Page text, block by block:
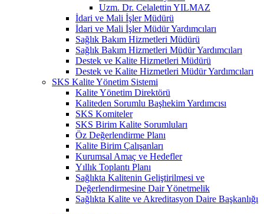
Uzm. Dr. Celalettin YILMAZ
İdari ve Mali İşler Müdürü
İdari ve Mali İşler Müdür Yardımcıları
Sağlık Bakım Hizmetleri Müdürü
Sağlık Bakım Hizmetleri Müdür Yardımcıları
Destek ve Kalite Hizmetleri Müdürü
Destek ve Kalite Hizmetleri Müdür Yardımcıları
SKS Kalite Yönetim Sistemi
Kalite Yönetim Direktörü
Kaliteden Sorumlu Başhekim Yardımcısı
SKS Komiteler
SKS Birim Kalite Sorumluları
Öz Değerlendirme Planı
Kalite Birim Çalışanları
Kurumsal Amaç ve Hedefler
Yıllık Toplantı Planı
Sağlıkta Kalitenin Geliştirilmesi ve
Değerlendirmesine Dair Yönetmelik
Sağlıkta Kalite ve Akreditasyon Daire Başkanlığı